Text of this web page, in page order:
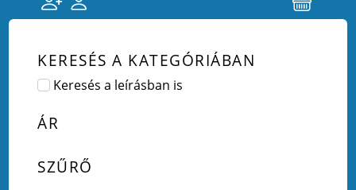
KERESÉS A KATEGÓRIÁBAN
Keresés a leírásban is
ÁR
SZŰRŐ